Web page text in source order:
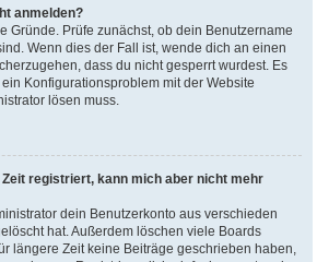
anmelden?
Gründe. Prüfe zunächst, ob dein Benutzername
Wenn dies der Fall ist, wende dich an einen
dass du nicht gesperrt wurdest. Es
Konfigurationsproblem mit der Website
lösen muss.
registriert, kann mich aber nicht mehr
dein Benutzerkonto aus verschieden
hat. Außerdem löschen viele Boards
längere Zeit keine Beiträge geschrieben haben,